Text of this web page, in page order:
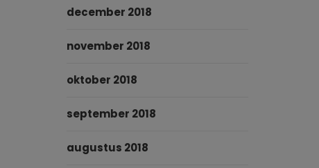
december 2018
november 2018
oktober 2018
september 2018
augustus 2018